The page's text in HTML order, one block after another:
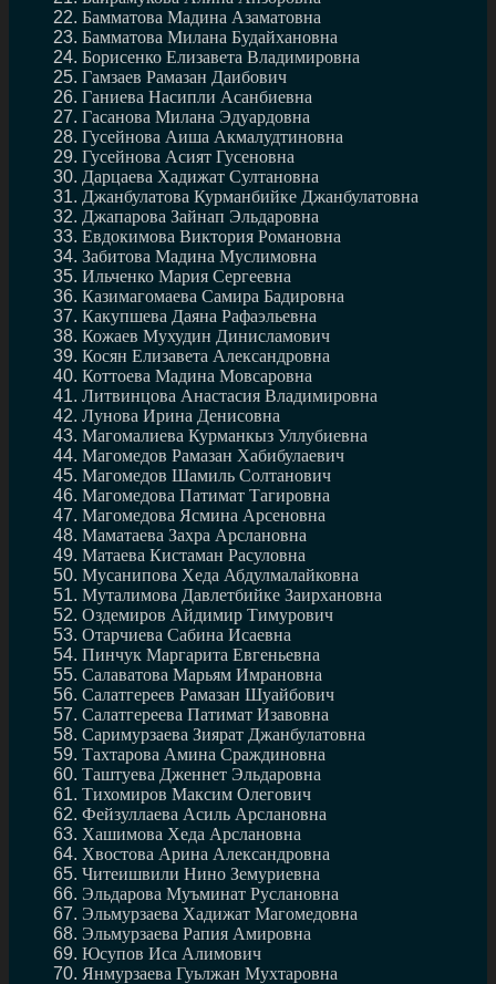
Бамматова Мадина Азаматовна
Бамматова Милана Будайхановна
Борисенко Елизавета Владимировна
Гамзаев Рамазан Даибович
Ганиева Насипли Асанбиевна
Гасанова Милана Эдуардовна
Гусейнова Аиша Акмалудтиновна
Гусейнова Асият Гусеновна
Дарцаева Хадижат Султановна
Джанбулатова Курманбийке Джанбулатовна
Джапарова Зайнап Эльдаровна
Евдокимова Виктория Романовна
Забитова Мадина Муслимовна
Ильченко Мария Сергеевна
Казимагомаева Самира Бадировна
Какупшева Даяна Рафаэльевна
Кожаев Мухудин Динисламович
Косян Елизавета Александровна
Коттоева Мадина Мовсаровна
Литвинцова Анастасия Владимировна
Лунова Ирина Денисовна
Магомалиева Курманкыз Уллубиевна
Магомедов Рамазан Хабибулаевич
Магомедов Шамиль Солтанович
Магомедова Патимат Тагировна
Магомедова Ясмина Арсеновна
Маматаева Захра Арслановна
Матаева Кистаман Расуловна
Мусанипова Хеда Абдулмалайковна
Муталимова Давлетбийке Заирхановна
Оздемиров Айдимир Тимурович
Отарчиева Сабина Исаевна
Пинчук Маргарита Евгеньевна
Салаватова Марьям Имрановна
Салатгереев Рамазан Шуайбович
Салатгереева Патимат Изавовна
Саримурзаева Зиярат Джанбулатовна
Тахтарова Амина Сраждиновна
Таштуева Дженнет Эльдаровна
Тихомиров Максим Олегович
Фейзуллаева Асиль Арслановна
Хашимова Хеда Арслановна
Хвостова Арина Александровна
Читеишвили Нино Земуриевна
Эльдарова Муъминат Руслановна
Эльмурзаева Хадижат Магомедовна
Эльмурзаева Рапия Амировна
Юсупов Иса Алимович
Янмурзаева Гуьлжан Мухтаровна